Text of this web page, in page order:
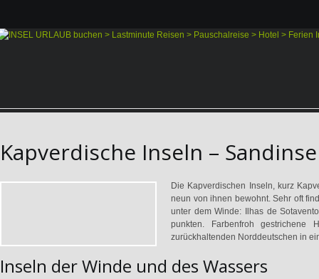
Kapverdische Inseln –
Die Kapverdischen Inseln, kurz
neun von ihnen bewohnt. Sehr oft
unter dem Winde: Ilhas de
punkten. Farbenfroh gestrichene
zurückhaltenden Norddeutschen in
Inseln der Winde und des Wassers